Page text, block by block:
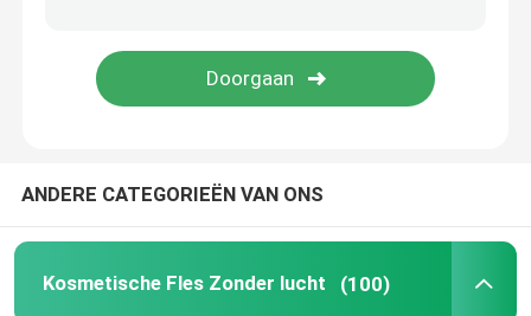
Het Geval van de oogschaduwmake-up
ANDERE CATEGORIEËN VAN ONS
Kosmetische Fles Zonder lucht (100)